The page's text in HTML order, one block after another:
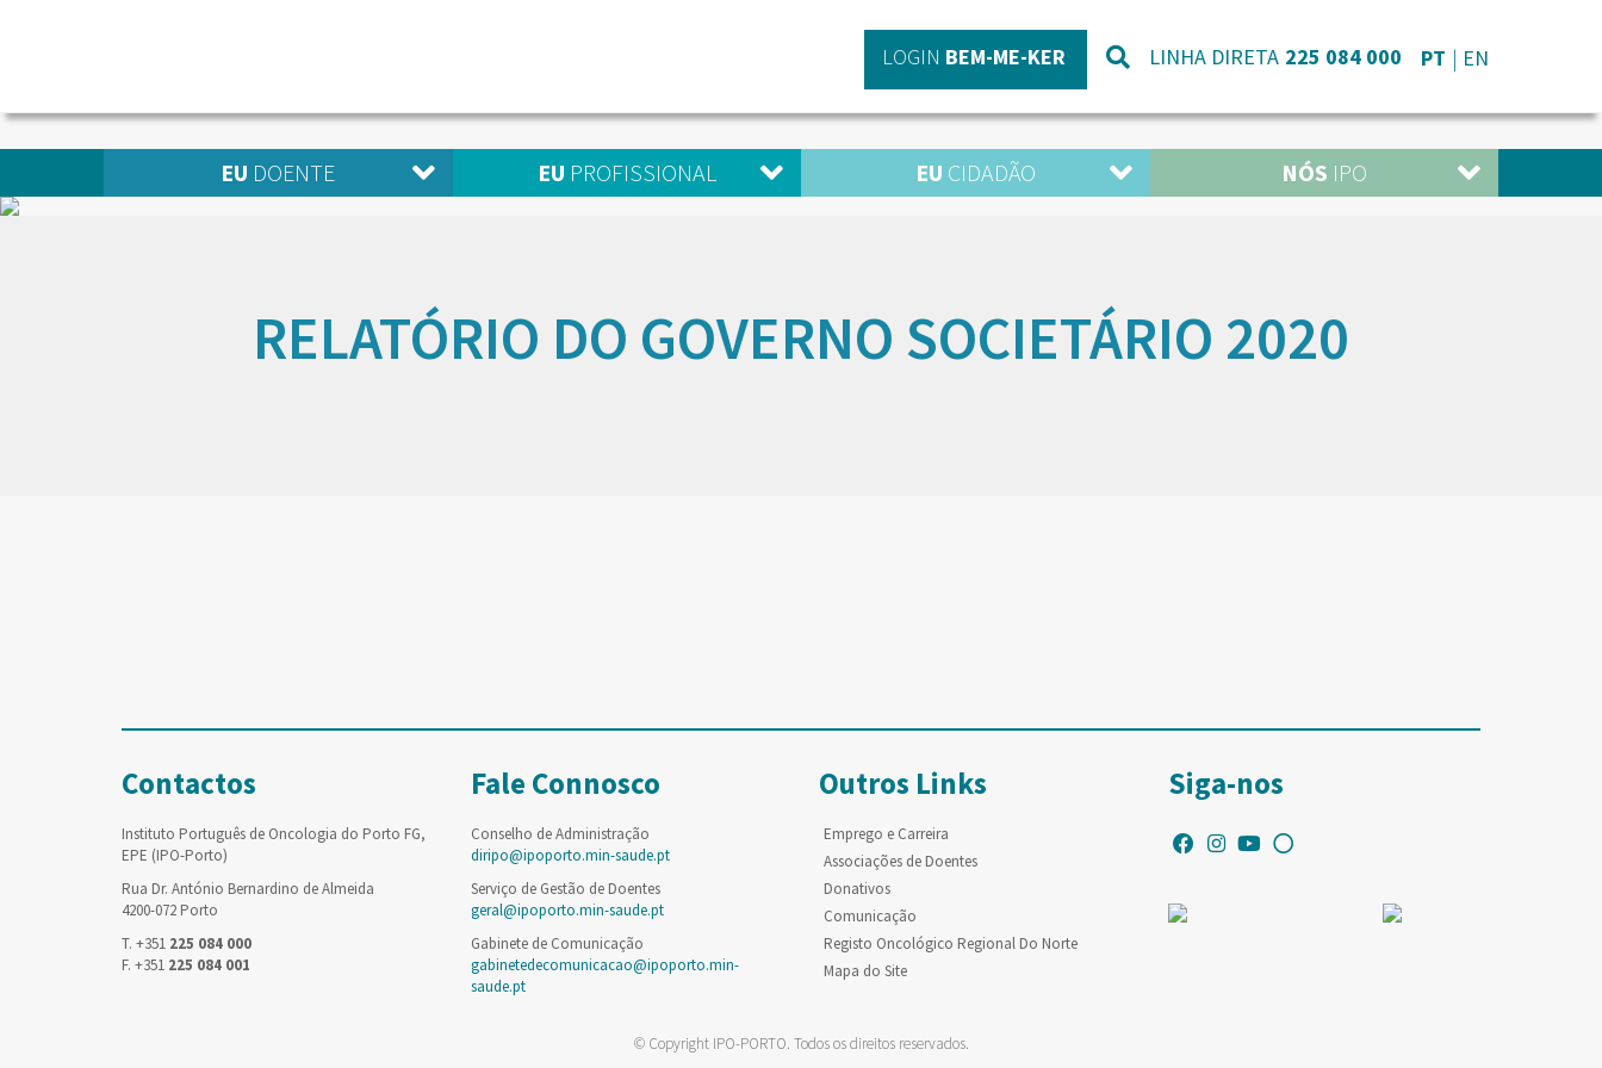
LOGIN BEM-ME-KER LINHA DIRETA 225 084 000 PT EN
EU DOENTE EU PROFISSIONAL EU CIDADÃO NÓS IPO
RELATÓRIO DO GOVERNO SOCIETÁRIO 2020
Contactos
Instituto Português de Oncologia do Porto FG,
EPE (IPO-Porto)
Rua Dr. António Bernardino de Almeida
4200-072 Porto
T. +351 225 084 000
F. +351 225 084 001
Fale Connosco
Conselho de Administração
diripo@ipoporto.min-saude.pt
Serviço de Gestão de Doentes
geral@ipoporto.min-saude.pt
Gabinete de Comunicação
gabinetedecomunicacao@ipoporto.min-
saude.pt
Outros Links
Emprego e Carreira
Associações de Doentes
Donativos
Comunicação
Registo Oncológico Regional Do Norte
Mapa do Site
Siga-nos
© Copyright IPO-PORTO. Todos os direitos reservados.